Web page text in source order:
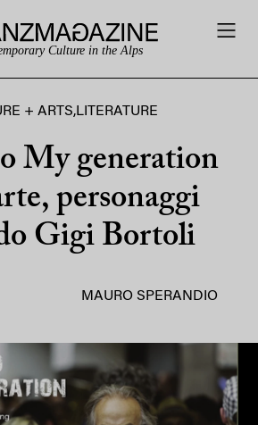
Culture in the Alps
+ ARTS,LITERATURE
My generation
personaggi
Gigi Bortoli
MAURO SPERANDIO